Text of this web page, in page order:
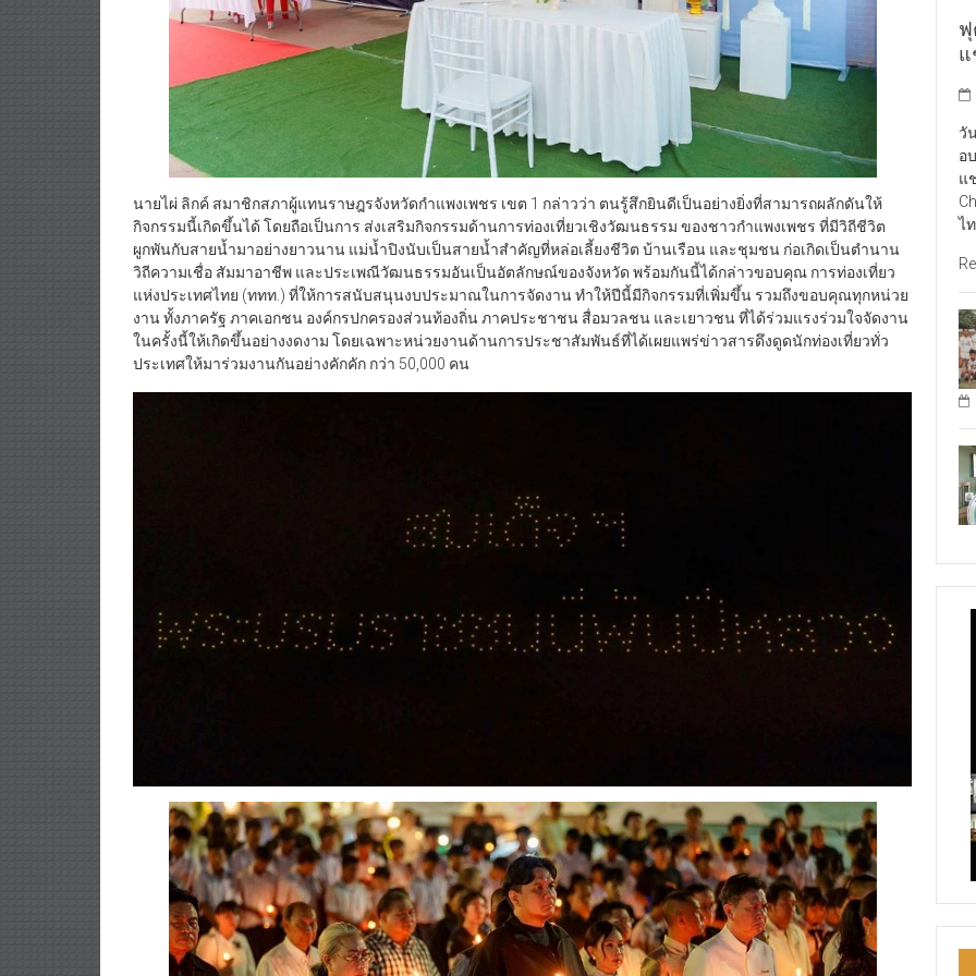
นายไผ่ ลิกค์ สมาชิกสภาผู้แทนราษฎรจังหวัดกำแพงเพชร เขต 1 กล่าวว่า ตนรู้สึกยินดีเป็นอย่างยิ่งที่สามารถผลักดันให้
กิจกรรมนี้เกิดขึ้นได้ โดยถือเป็นการ ส่งเสริมกิจกรรมด้านการท่องเที่ยวเชิงวัฒนธรรม ของชาวกำแพงเพชร ที่มีวิถีชีวิต
ผูกพันกับสายน้ำมาอย่างยาวนาน แม่น้ำปิงนับเป็นสายน้ำสำคัญที่หล่อเลี้ยงชีวิต บ้านเรือน และชุมชน ก่อเกิดเป็นตำนาน
วิถีความเชื่อ สัมมาอาชีพ และประเพณีวัฒนธรรมอันเป็นอัตลักษณ์ของจังหวัด พร้อมกันนี้ได้กล่าวขอบคุณ การท่องเที่ยว
แห่งประเทศไทย (ททท.) ที่ให้การสนับสนุนงบประมาณในการจัดงาน ทำให้ปีนี้มีกิจกรรมที่เพิ่มขึ้น รวมถึงขอบคุณทุกหน่วย
งาน ทั้งภาครัฐ ภาคเอกชน องค์กรปกครองส่วนท้องถิ่น ภาคประชาชน สื่อมวลชน และเยาวชน ที่ได้ร่วมแรงร่วมใจจัดงาน
ในครั้งนี้ให้เกิดขึ้นอย่างงดงาม โดยเฉพาะหน่วยงานด้านการประชาสัมพันธ์ที่ได้เผยแพร่ข่าวสารดึงดูดนักท่องเที่ยวทั่ว
ประเทศให้มาร่วมงานกันอย่างคักคัก กว่า 50,000 คน
ฟุ
แ
วั
อ
แ
ไ